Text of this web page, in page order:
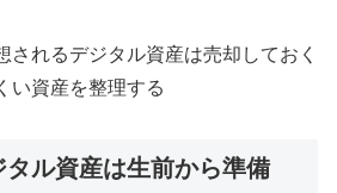
されるデジタル資産は売却しておく
い資産を整理する
ル資産は生前から準備